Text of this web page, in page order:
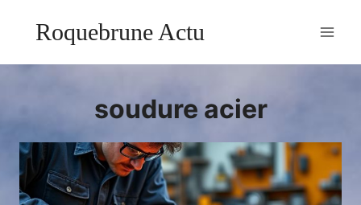
Roquebrune Actu
soudure acier